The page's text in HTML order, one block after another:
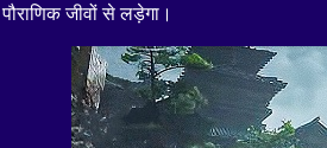
जीवों से लड़ेगा।